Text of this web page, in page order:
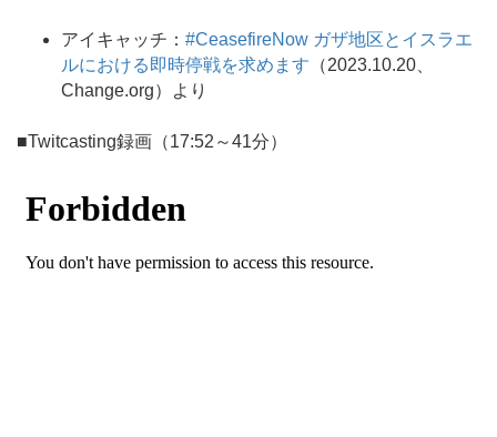
アイキャッチ： #CeasefireNow ガザ地区とイスラエ
ルにおける即時停戦を求めます （2023.10.20、
Change.org）より
■Twitcasting録画（17:52～41分）